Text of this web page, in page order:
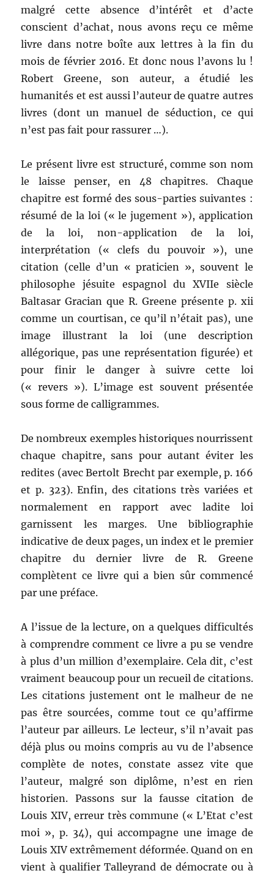
malgré cette absence d’intérêt et d’acte
conscient d’achat, nous avons reçu ce même
livre dans notre boîte aux lettres à la fin du
mois de février 2016. Et donc nous l’avons lu !
Robert Greene, son auteur, a étudié les
humanités et est aussi l’auteur de quatre autres
livres (dont un manuel de séduction, ce qui
n’est pas fait pour rassurer …).
Le présent livre est structuré, comme son nom
le laisse penser, en 48 chapitres. Chaque
chapitre est formé des sous-parties suivantes :
résumé de la loi (« le jugement »), application
de la loi, non-application de la loi,
interprétation (« clefs du pouvoir »), une
citation (celle d’un « praticien », souvent le
philosophe jésuite espagnol du XVIIe siècle
Baltasar Gracian que R. Greene présente p. xii
comme un courtisan, ce qu’il n’était pas), une
image illustrant la loi (une description
allégorique, pas une représentation figurée) et
pour finir le danger à suivre cette loi
(« revers »). L’image est souvent présentée
sous forme de calligrammes.
De nombreux exemples historiques nourrissent
chaque chapitre, sans pour autant éviter les
redites (avec Bertolt Brecht par exemple, p. 166
et p. 323). Enfin, des citations très variées et
normalement en rapport avec ladite loi
garnissent les marges. Une bibliographie
indicative de deux pages, un index et le premier
chapitre du dernier livre de R. Greene
complètent ce livre qui a bien sûr commencé
par une préface.
A l’issue de la lecture, on a quelques difficultés
à comprendre comment ce livre a pu se vendre
à plus d’un million d’exemplaire. Cela dit, c’est
vraiment beaucoup pour un recueil de citations.
Les citations justement ont le malheur de ne
pas être sourcées, comme tout ce qu’affirme
l’auteur par ailleurs. Le lecteur, s’il n’avait pas
déjà plus ou moins compris au vu de l’absence
complète de notes, constate assez vite que
l’auteur, malgré son diplôme, n’est en rien
historien. Passons sur la fausse citation de
Louis XIV, erreur très commune (« L’Etat c’est
moi », p. 34), qui accompagne une image de
Louis XIV extrêmement déformée. Quand on en
vient à qualifier Talleyrand de démocrate ou à